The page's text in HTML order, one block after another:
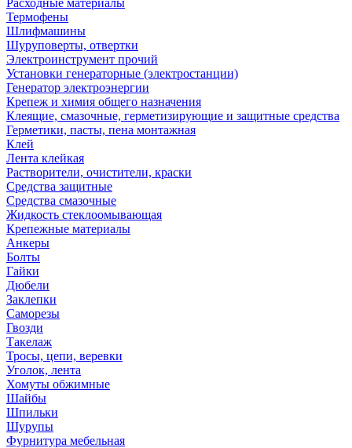
Расходные материалы
Термофены
Шлифмашины
Шуруповерты, отвертки
Электроинструмент прочий
Установки генераторные (электростанции)
Генератор электроэнергии
Крепеж и химия общего назначения
Клеящие, смазочные, герметизирующие и защитные средства
Герметики, пасты, пена монтажная
Клей
Лента клейкая
Растворители, очистители, краски
Средства защитные
Средства смазочные
Жидкость стеклоомывающая
Крепежные материалы
Анкеры
Болты
Гайки
Дюбели
Заклепки
Саморезы
Гвозди
Такелаж
Тросы, цепи, веревки
Уголок, лента
Хомуты обжимные
Шайбы
Шпильки
Шурупы
Фурнитура мебельная